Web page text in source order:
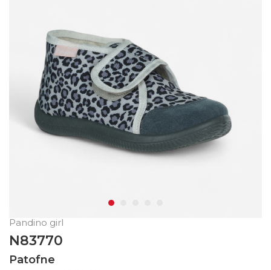
Pandino girl
N83770
Patofne